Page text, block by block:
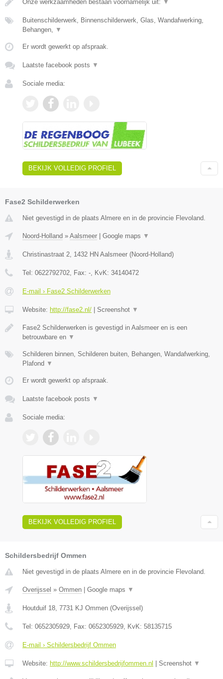
Onze werkzaamheden bestaan voornamelijk uit: ▼
Buitenschilderwerk, Binnenschilderwerk, Glas, Wandafwerking,
Behangen, ▼
Er wordt gewerkt op afspraak.
Laatste facebook posts ▼
Sociale media:
BEKIJK VOLLEDIG PROFIEL
Fase2 Schilderwerken
Niet gevestigd in de plaats Almere en in de provincie Flevoland.
Noord-Holland » Aalsmeer | Google maps ▼
Christinastraat 2 1432 HN Aalsmeer (Noord-Holland)
Tel: 0622792702 , Fax: - , KvK: 34140472
E-mail › Fase2 Schilderwerken
Website: http://fase2.nl/ | Screenshot ▼
Fase2 Schilderwerken is gevestigd in Aalsmeer en is een
betrouwbare en ▼
Schilderen binnen, Schilderen buiten, Behangen, Wandafwerking,
Plafond ▼
Er wordt gewerkt op afspraak.
Laatste facebook posts ▼
Sociale media:
BEKIJK VOLLEDIG PROFIEL
Schildersbedrijf Ommen
Niet gevestigd in de plaats Almere en in de provincie Flevoland.
Overijssel » Ommen Google maps ▼
Houtduif 18 7731 KJ Ommen (Overijssel )
Tel: 0652305929 , Fax: 0652305929 , KvK: 58135715
E-mail › Schildersbedrijf Ommen
Website: http://www.schildersbedrijfommen.nl Screenshot ▼